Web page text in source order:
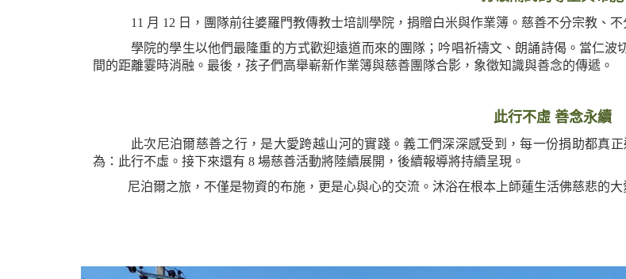
11 月 12 日，團隊前往婆羅門教傳教士培訓學院，捐贈白米與作業簿。慈善不分宗教、
學院的學生以他們最隆重的方式歡迎遠道而來的團隊；吟唱祈禱文、朗誦詩偈。當仁波
間的距離霎時消融。最後，孩子們高舉嶄新作業簿與慈善團隊合影，象徵知識與善念的傳遞。
此行不虛 善念永續
此次尼泊爾慈善之行，是大愛跨越山河的實踐。義工們深深感受到，每一份捐助都真
為：此行不虛。 接下來還有 8 場慈善活動將陸續展開，後續報導將持續呈現。
尼泊爾之旅，不僅是物資的布施，更是心與心的交流。沐浴在根本上師蓮生活佛慈悲的大